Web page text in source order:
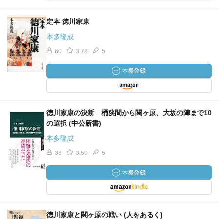
定本 徳川家康
本多隆成
60 3.78 5
徳川家康の決断 桶狭間から関ヶ原、大坂の陣まで10
の選択 (中公新書)
本多隆成
38 3.50 5
徳川家康と関ヶ原の戦い (人をあるく)